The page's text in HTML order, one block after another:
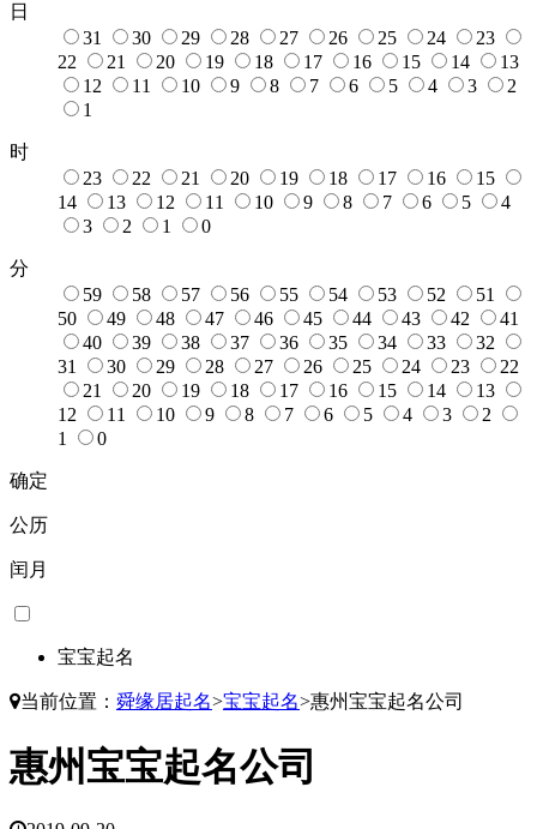
日
31
30 29 28 27 26 25 24
23
22
21 20 19 18 17 16 15 14
13
12
11 10 9 8 7 6 5 4 3
2
1
时
23
22 21 20 19 18 17 16
15
14
13 12 11 10 9 8 7 6 5
4
3
2 1 0
分
59
58 57 56 55 54 53 52
51
50
49 48 47 46 45 44 43 42
41
40
39 38 37 36 35 34 33
32
31
30 29 28 27 26 25 24 23
22
21
20 19 18 17 16 15 14
13
12
11 10 9 8 7 6 5 4 3
2
1
0
确定
公历
闰月
宝宝起名
当前位置： 舜缘居起名>宝宝起名>惠州宝宝起名公司
惠州宝宝起名公司